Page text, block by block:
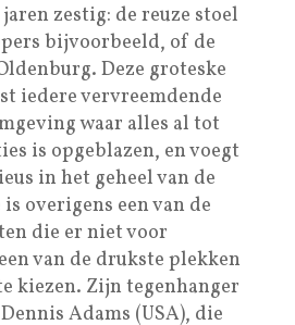
zestig: de reuze stoel
bijvoorbeeld, of de
Deze groteske
iedere vervreemdende
waar alles al tot
is opgeblazen, en voegt
in het geheel van de
overigens een van de
die er niet voor
van de drukste plekken
kiezen. Zijn tegenhanger
Adams (USA), die